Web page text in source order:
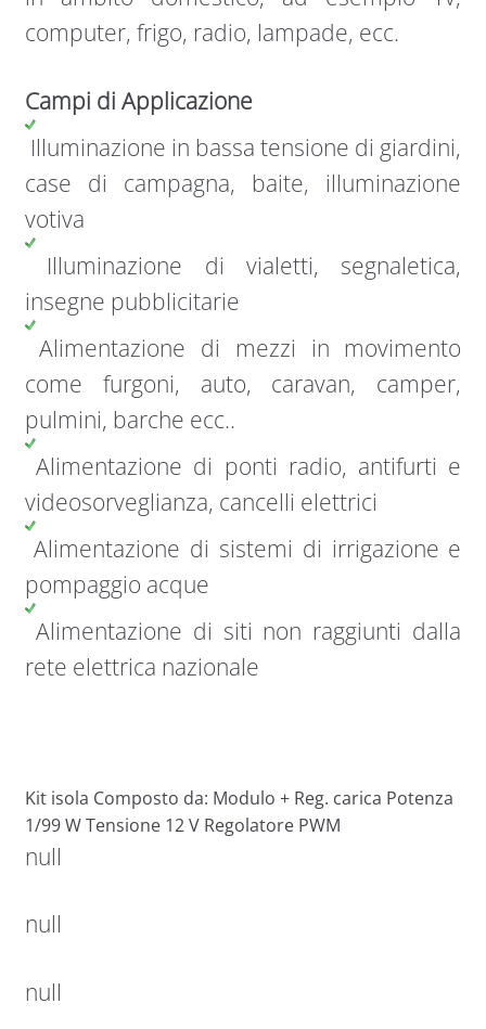
computer, frigo, radio, lampade, ecc.
Campi di Applicazione
Illuminazione in bassa tensione di giardini,
case di campagna, baite, illuminazione
votiva
Illuminazione di vialetti, segnaletica,
insegne pubblicitarie
Alimentazione di mezzi in movimento
come furgoni, auto, caravan, camper,
pulmini, barche ecc..
Alimentazione di ponti radio, antifurti e
videosorveglianza, cancelli elettrici
Alimentazione di sistemi di irrigazione e
pompaggio acque
Alimentazione di siti non raggiunti dalla
rete elettrica nazionale
Kit isola Composto da: Modulo + Reg. carica Potenza
1/99 W Tensione 12 V Regolatore PWM
null
null
null